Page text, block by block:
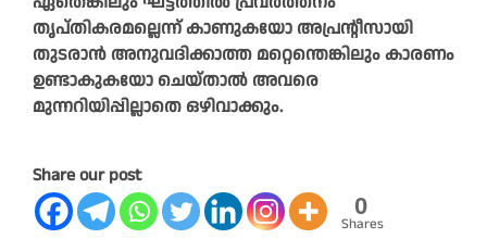
തൃപ്തികരമല്ലെന്ന് കാണുകയോ അപ്രന്റീസായി
തുടരാൻ അനുവദിക്കാത്ത മറ്റെന്തെങ്കിലും കാരണം
ഉണ്ടാകുകയോ ചെയ്താൽ അവരെ
മുന്നറിയിപ്പില്ലാതെ ഒഴിവാക്കും.
Share our post
0
Shares